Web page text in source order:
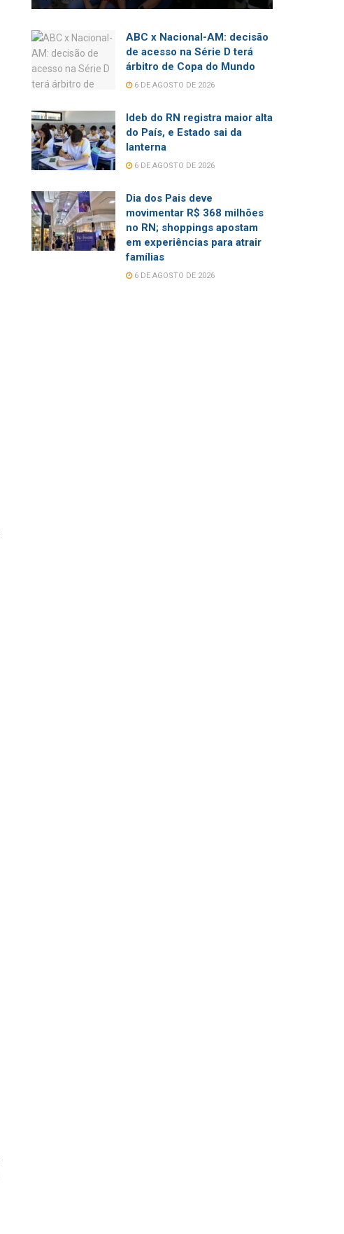
ABC x Nacional-AM: decisão
de acesso na Série D terá
árbitro de Copa do Mundo
6 DE AGOSTO DE 2026
Ideb do RN registra maior alta
do País, e Estado sai da
lanterna
6 DE AGOSTO DE 2026
Dia dos Pais deve
movimentar R$ 368 milhões
no RN; shoppings apostam
em experiências para atrair
famílias
6 DE AGOSTO DE 2026